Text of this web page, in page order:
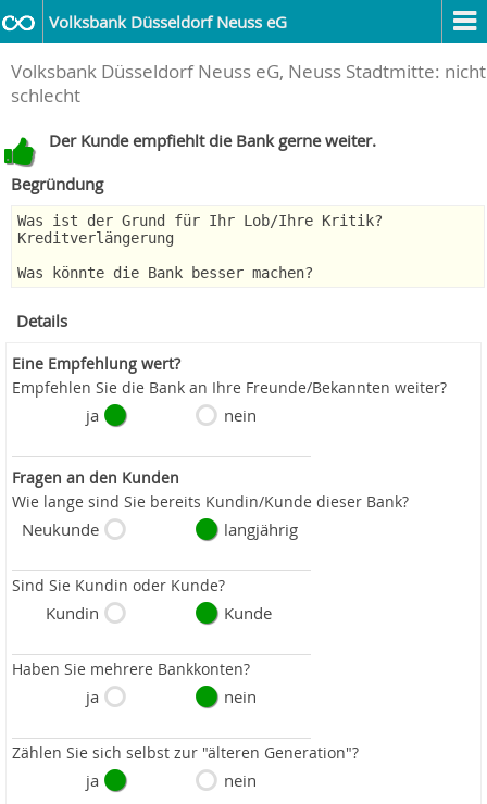
Volksbank Düsseldorf Neuss eG
Volksbank Düsseldorf Neuss eG, Neuss Stadtmitte: nicht
schlecht
Der Kunde empfiehlt die Bank gerne weiter.
Begründung
Was ist der Grund für Ihr Lob/Ihre Kritik?
Kreditverlängerung
Was könnte die Bank besser machen?
Details
Eine Empfehlung wert?
Empfehlen Sie die Bank an Ihre Freunde/Bekannten weiter?
ja nein
Fragen an den Kunden
Wie lange sind Sie bereits Kundin/Kunde dieser Bank?
Neukunde langjährig
Sind Sie Kundin oder Kunde?
Kundin Kunde
Haben Sie mehrere Bankkonten?
ja nein
Zählen Sie sich selbst zur "älteren Generation"?
ja nein